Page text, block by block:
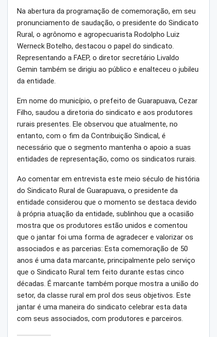
Na abertura da programação de comemoração, em seu
pronunciamento de saudação, o presidente do Sindicato
Rural, o agrônomo e agropecuarista Rodolpho Luiz
Werneck Botelho, destacou o papel do sindicato.
Representando a FAEP, o diretor secretário Livaldo
Gemin também se dirigiu ao público e enalteceu o jubileu
da entidade.
Em nome do município, o prefeito de Guarapuava, Cezar
Filho, saudou a diretoria do sindicato e aos produtores
rurais presentes. Ele observou que atualmente, no
entanto, com o fim da Contribuição Sindical, é
necessário que o segmento mantenha o apoio a suas
entidades de representação, como os sindicatos rurais.
Ao comentar em entrevista este meio século de história
do Sindicato Rural de Guarapuava, o presidente da
entidade considerou que o momento se destaca devido
à própria atuação da entidade, sublinhou que a ocasião
mostra que os produtores estão unidos e comentou
que o jantar foi uma forma de agradecer e valorizar os
associados e as parcerias: Esta comemoração de 50
anos é uma data marcante, principalmente pelo serviço
que o Sindicato Rural tem feito durante estas cinco
décadas. É marcante também porque mostra a união do
setor, da classe rural em prol dos seus objetivos. Este
jantar é uma maneira do sindicato celebrar esta data
com seus associados, com produtores e parceiros.